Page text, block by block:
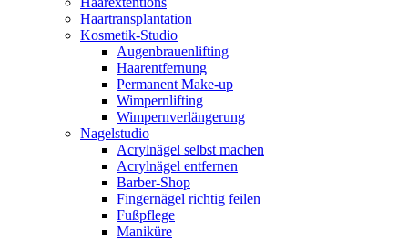
Haartransplantation
Kosmetik-Studio
Augenbrauenlifting
Haarentfernung
Permanent Make-up
Wimpernlifting
Wimpernverlängerung
Nagelstudio
Acrylnägel selbst machen
Acrylnägel entfernen
Barber-Shop
Fingernägel richtig feilen
Fußpflege
Maniküre